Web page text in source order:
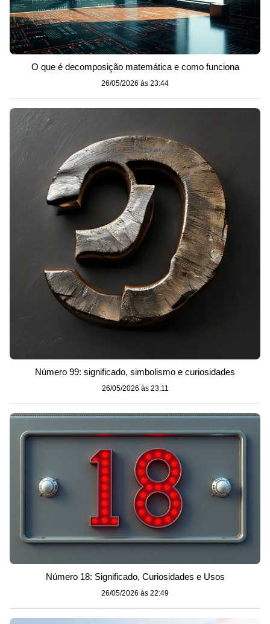
O que é decomposição matemática e como funciona
26/05/2026 às 23:44
Número 99: significado, simbolismo e curiosidades
26/05/2026 às 23:11
Número 18: Significado, Curiosidades e Usos
26/05/2026 às 22:49